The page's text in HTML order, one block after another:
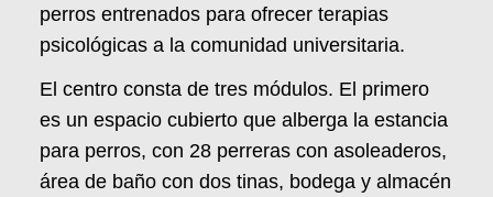
perros entrenados para ofrecer terapias
psicológicas a la comunidad universitaria.
El centro consta de tres módulos. El primero
es un espacio cubierto que alberga la estancia
para perros, con 28 perreras con asoleaderos,
área de baño con dos tinas, bodega y almacén